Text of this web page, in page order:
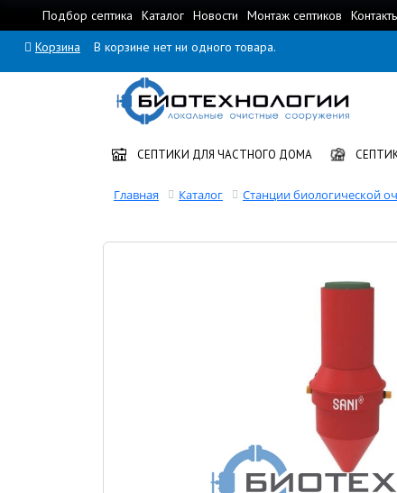
Подбор септика Каталог Новости Монтаж септиков
Корзина В корзине нет ни одного товара.
СЕПТИКИ ДЛЯ ЧАСТНОГО ДОМА
Главная Каталог Станции биологической